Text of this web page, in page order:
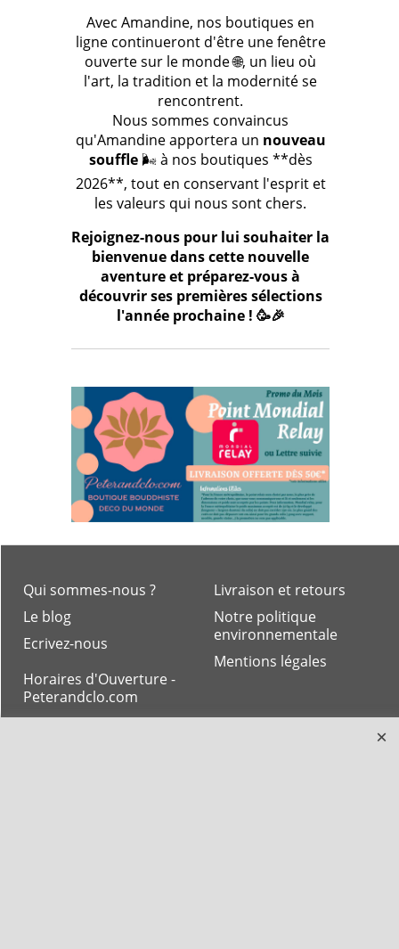
Avec Amandine, nos boutiques en
ligne continueront d'être une fenêtre
ouverte sur le monde 🌐, un lieu où
l'art, la tradition et la modernité se
rencontrent.
Nous sommes convaincus
qu'Amandine apportera un nouveau
souffle🌬️ à nos boutiques **dès
2026**, tout en conservant l'esprit et
les valeurs qui nous sont chers.
Rejoignez-nous pour lui souhaiter la
bienvenue dans cette nouvelle
aventure et préparez-vous à
découvrir ses premières sélections
l'année prochaine ! 🥳🎉
Livraison et retours
Notre politique
environnementale
Mentions légales
Qui sommes-nous ?
Le blog
Ecrivez-nous
Horaires d'Ouverture -
Peterandclo.com
Consultez les avis